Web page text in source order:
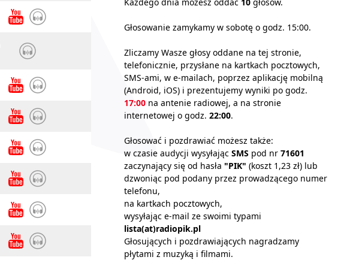
Głosowanie zamykamy w sobotę o godz. 15:00.
Zliczamy Wasze głosy oddane na tej stronie,
telefonicznie, przysłane na kartkach pocztowych,
SMS-ami, w e-mailach, poprzez aplikację mobilną
(Android, iOS) i prezentujemy wyniki po godz.
17:00 na antenie radiowej, a na stronie
internetowej o godz. 22:00.
Głosować i pozdrawiać możesz także:
w czasie audycji wysyłając SMS pod nr 71601
zaczynający się od hasła "PIK" (koszt 1,23 zł) lub
dzwoniąc pod podany przez prowadzącego numer
telefonu,
na kartkach pocztowych,
wysyłając e-mail ze swoimi typami
lista(at)radiopik.pl
Głosujących i pozdrawiających nagradzamy
płytami z muzyką i filmami.